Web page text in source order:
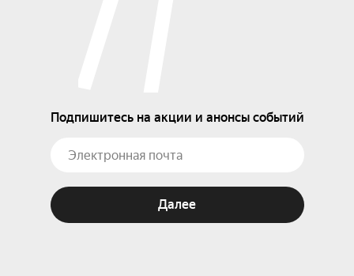
Подпишитесь на акции и анонсы событий
Далее